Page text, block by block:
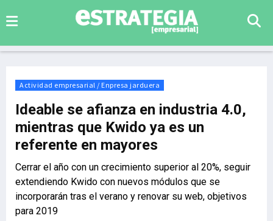
Actividad empresarial / Enpresa jarduera
Ideable se afianza en industria 4.0,
mientras que Kwido ya es un
referente en mayores
Cerrar el año con un crecimiento superior al 20%, seguir
extendiendo Kwido con nuevos módulos que se
incorporarán tras el verano y renovar su web, objetivos
para 2019